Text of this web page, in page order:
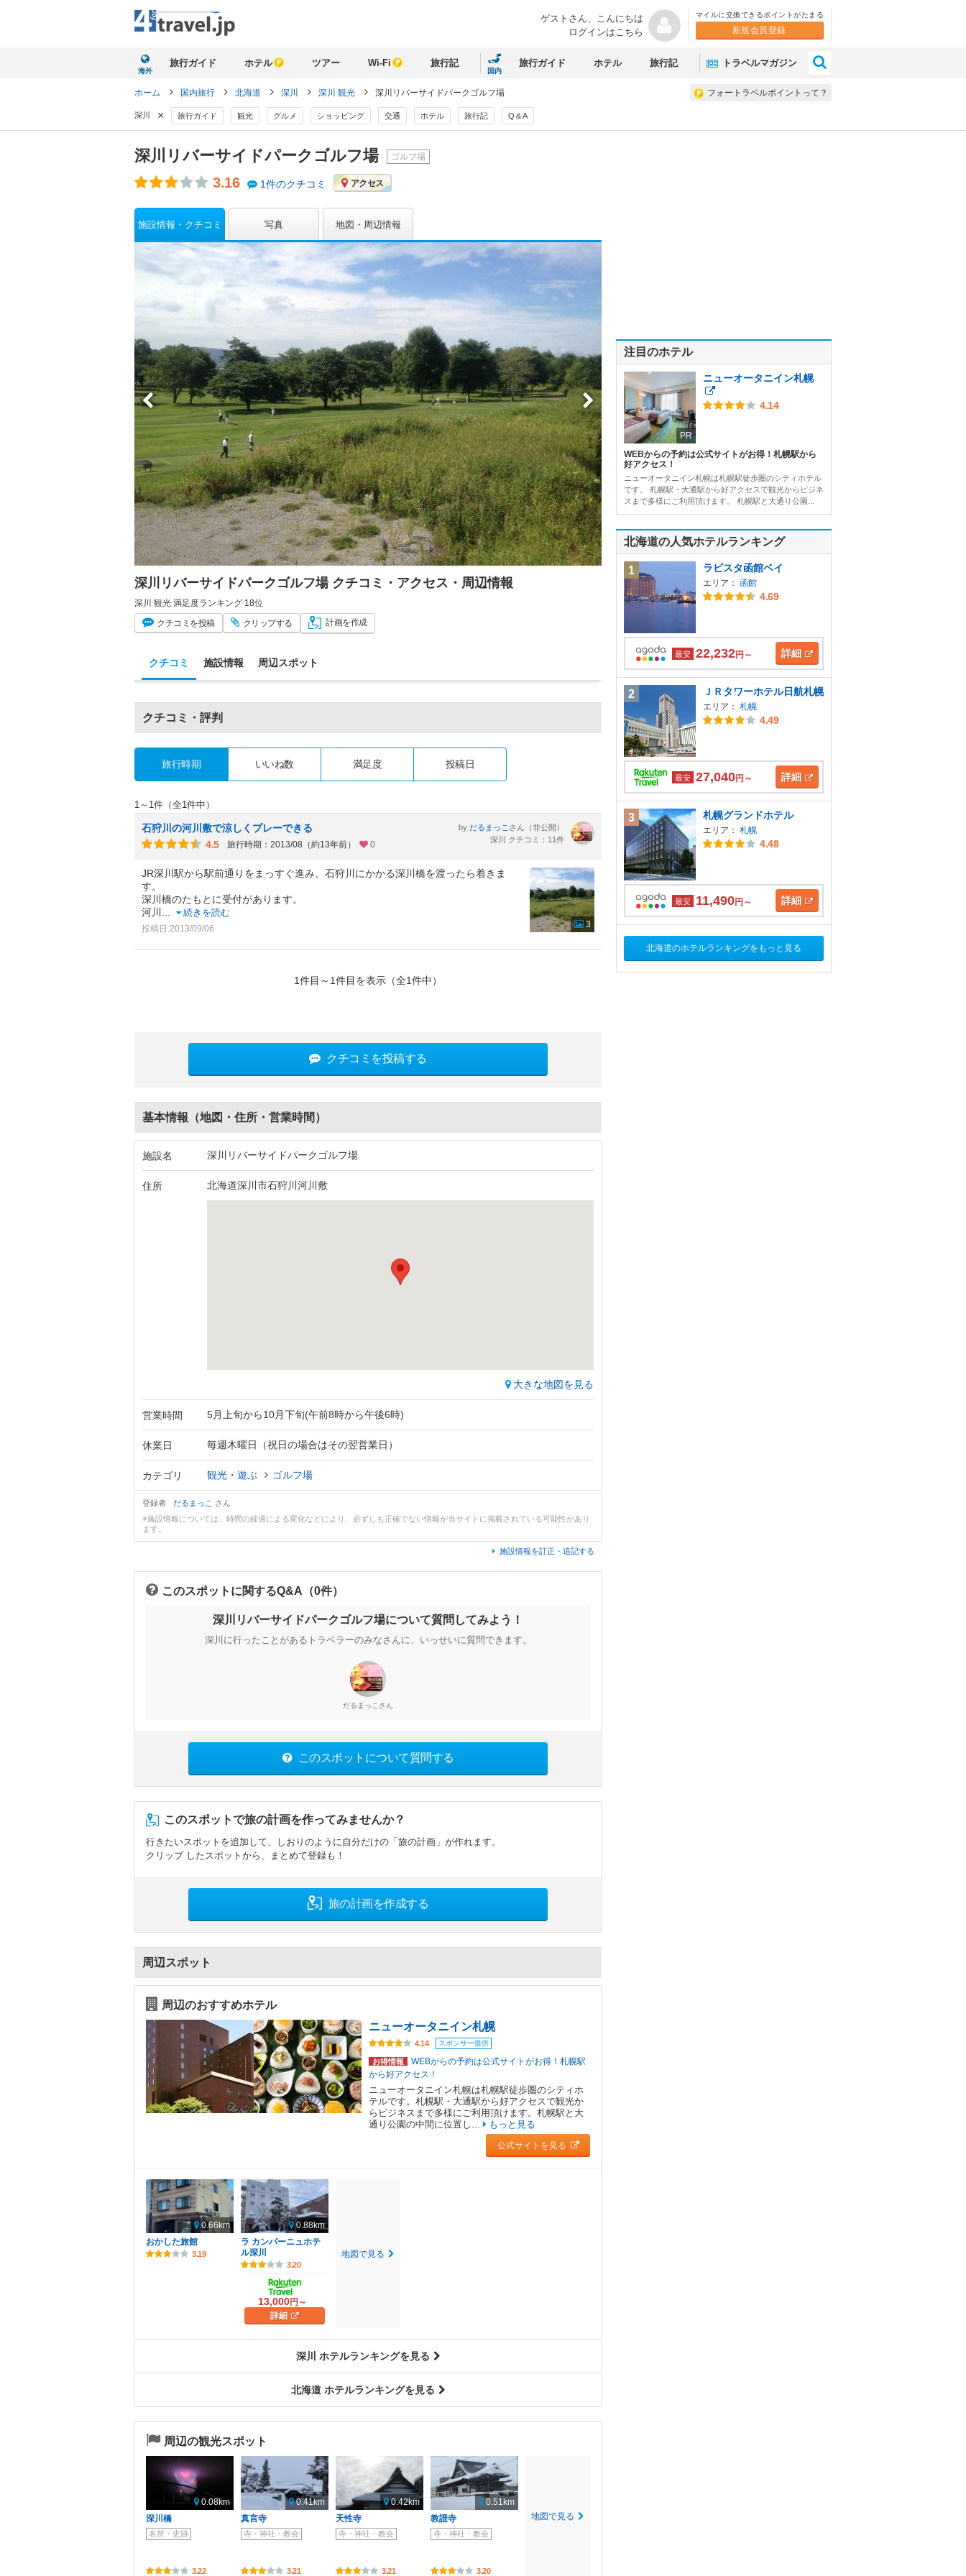
ゲストさん、 こんにちは
ログインはこちら
マイルに交換できるポイントがたまる
新規会員登録
海外
旅行ガイド ホテル ツアー Wi-Fi 旅行記
国内
旅行ガイド ホテル 旅行記 トラベルマガジン
フォートラベルポイントって？
ホーム 国内旅行 北海道 深川 深川 観光 深川リバーサイドパークゴルフ場
深川 × 旅行ガイド 観光 グルメ ショッピング 交通 ホテル 旅行記 Q＆A
深川リバーサイドパークゴルフ場 ゴルフ場
3.16 1件のクチコミ アクセス
施設情報・クチコミ 写真 地図・周辺情報
深川リバーサイドパークゴルフ場 クチコミ・アクセス・周辺情報
深川 観光 満足度ランキング 18位
クチコミ を投稿 クリップする 計画を作成
クチコミ 施設情報 周辺スポット
クチコミ・評判
旅行時期 いいね数 満足度 投稿日
1～1件（全1件中）
石狩川の河川敷で涼しくプレーできる
4.5
旅行時期：2013/08（約13年前） 0
by だるまっこ さん（非公開）
深川 クチコミ：11件
JR深川駅から駅前通りをまっすぐ進み、石狩川にかかる深川橋を渡ったら着きま
す。
深川橋のたもとに受付があります。
河川
続きを読む
投稿日:2013/09/06 3
1件目～1件目を表示（全1件中）
クチコミを投稿する
基本情報（地図・住所・営業時間）
施設名 深川リバーサイドパークゴルフ場
住所 北海道深川市石狩川河川敷
大きな地図を見る
営業時間 5月上旬から10月下旬(午前8時から午後6時)
休業日 毎週木曜日（祝日の場合はその翌営業日）
カテゴリ 観光・遊ぶ ゴルフ場
登録者 だるまっこ さん
※施設情報については、時間の経過による変化などにより、必ずしも正確でない情報が当サイトに掲載されている可能性があり
ます。
施設情報を訂正・追記する
このスポットに関するQ&A（0件）
深川リバーサイドパークゴルフ場について質問してみよう！
深川に行ったことがあるトラベラーのみなさんに、いっせいに質問できます。
だるまっこ さん
このスポットについて質問する
このスポットで旅の計画を作ってみませんか？
行きたいスポットを追加して、しおりのように自分だけの「旅の計画」が作れます。
クリップ したスポットから、まとめて登録も！
旅の計画を作成する
周辺スポット
周辺のおすすめホテル
ニューオータニイン札幌
4.14 スポンサー提供
お得情報
WEBからの予約は公式サイトがお得！札幌駅
から好アクセス！
ニューオータニイン札幌は札幌駅徒歩圏のシティホ
テルです。札幌駅・大通駅から好アクセスで観光か
らビジネスまで多様にご利用頂けます。札幌駅と大
通り公園の中間に位置し...
もっと見る
公式サイトを見る
0.66km
おかした旅館
3.19
0.88km
ラ カンパーニュホテ
ル深川
3.20
13,000円～
詳細
地図で見る
深川 ホテルランキングを見る
北海道 ホテルランキングを見る
周辺の観光スポット
0.08km
深川橋
名所・史跡
3.22
0.41km
真言寺
寺・神社・教会
3.21
0.42km
天性寺
寺・神社・教会
3.21
0.51km
教證寺
寺・神社・教会
3.20
地図で見る
注目のホテル
PR
ニューオータニイン札幌
4.14
WEBからの予約は公式サイトがお得！札幌駅から
好アクセス！
ニューオータニイン札幌は札幌駅徒歩圏のシティホテル
です。 札幌駅・大通駅から好アクセスで観光からビジネ
スまで多様にご利用頂けます。 札幌駅と大通り公園...
北海道の人気ホテルランキング
1 ラビスタ函館ベイ
エリア： 函館
4.69
最安 22,232円～ 詳細
2 ＪＲタワーホテル日航札幌
エリア： 札幌
4.49
最安 27,040円～ 詳細
3 札幌グランドホテル
エリア： 札幌
4.48
最安 11,490円～ 詳細
北海道のホテルランキングをもっと見る